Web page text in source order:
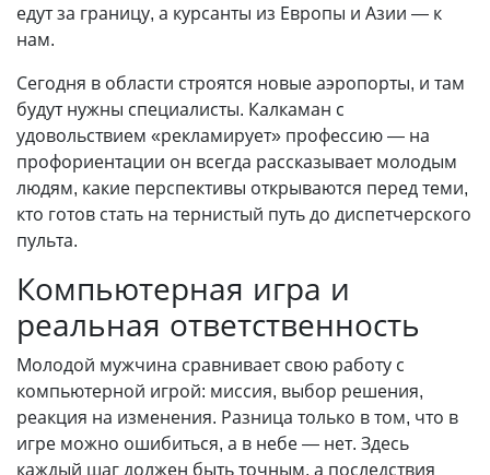
едут за границу, а курсанты из Европы и Азии — к
нам.
Сегодня в области строятся новые аэропорты, и там
будут нужны специалисты. Калкаман с
удовольствием «рекламирует» профессию — на
профориентации он всегда рассказывает молодым
людям, какие перспективы открываются перед теми,
кто готов стать на тернистый путь до диспетчерского
пульта.
Компьютерная игра и
реальная ответственность
Молодой мужчина сравнивает свою работу с
компьютерной игрой: миссия, выбор решения,
реакция на изменения. Разница только в том, что в
игре можно ошибиться, а в небе — нет. Здесь
каждый шаг должен быть точным, а последствия